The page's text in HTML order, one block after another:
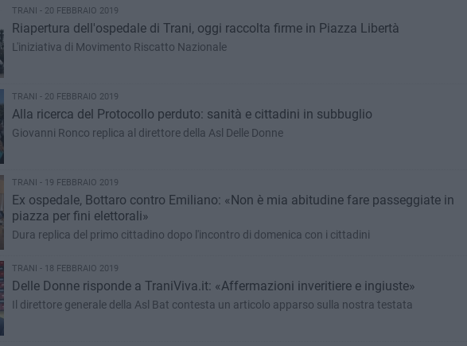
TRANI - 20 FEBBRAIO 2019
Riapertura dell'ospedale di Trani, oggi raccolta firme in Piazza Libertà
L'iniziativa di Movimento Riscatto Nazionale
TRANI - 20 FEBBRAIO 2019
Alla ricerca del Protocollo perduto: sanità e cittadini in subbuglio
Giovanni Ronco replica al direttore della Asl Delle Donne
TRANI - 19 FEBBRAIO 2019
Ex ospedale, Bottaro contro Emiliano: «Non è mia abitudine fare passeggiate in
piazza per fini elettorali»
Dura replica del primo cittadino dopo l'incontro di domenica con i cittadini
TRANI - 18 FEBBRAIO 2019
Delle Donne risponde a TraniViva.it: «Affermazioni inveritiere e ingiuste»
Il direttore generale della Asl Bat contesta un articolo apparso sulla nostra testata